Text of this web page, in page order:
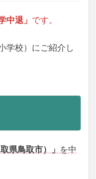
中退」 です。
学校）にご紹介し
県鳥取市）」 を中